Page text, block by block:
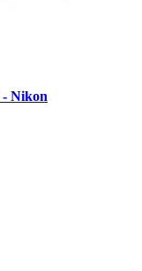
- Nikon